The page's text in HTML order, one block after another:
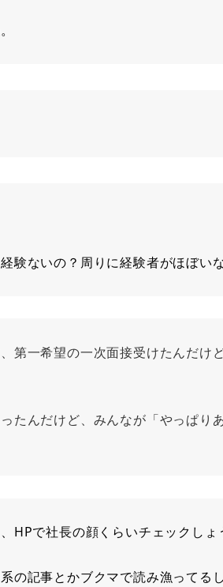
験ないの？周りに経験者がほぼい
第一希望の一次面接受けたんだけ
たんだけど、みんなが「やっぱり
HPで社長の顔くらいチェックしょ
の記事とかブクマで読み漁ってるし